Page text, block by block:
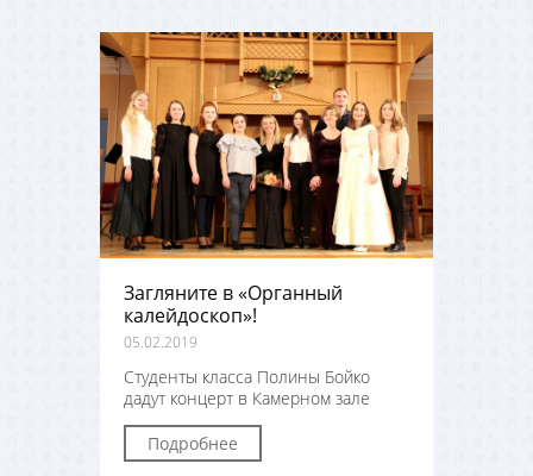
Загляните в «Органный
калейдоскоп»!
05.02.2019
Студенты класса Полины Бойко
дадут концерт в Камерном зале
Подробнее